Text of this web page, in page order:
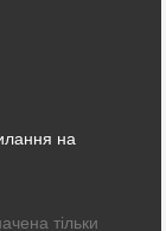
на
тільки